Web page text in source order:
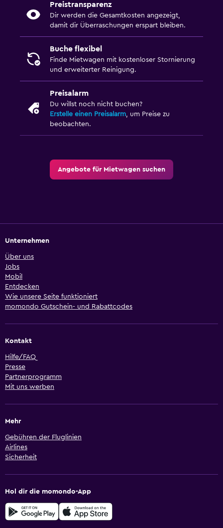
Preistransparenz
Dir werden die Gesamtkosten angezeigt,
damit dir Überraschungen erspart bleiben.
Buche flexibel
Finde Mietwagen mit kostenloser Stornierung
und erweiterter Reinigung.
Preisalarm
Du willst noch nicht buchen?
Erstelle einen Preisalarm, um Preise zu
beobachten.
Angebote für Mietwagen suchen
Unternehmen
Über uns
Jobs
Mobil
Entdecken
Wie unsere Seite funktioniert
momondo Gutschein- und Rabattcodes
Kontakt
Hilfe/FAQ
Presse
Partnerprogramm
Mit uns werben
Mehr
Gebühren der Fluglinien
Airlines
Sicherheit
Hol dir die momondo-App